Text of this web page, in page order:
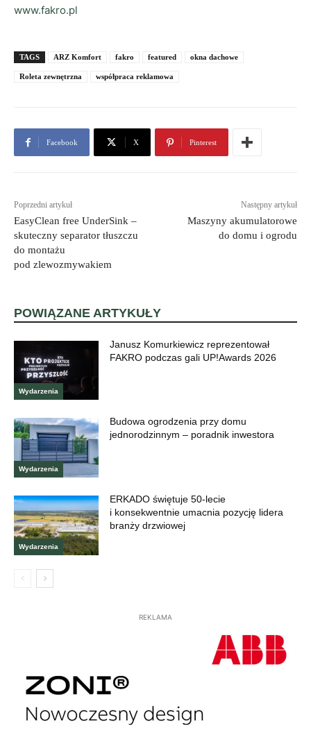
www.fakro.pl
TAGS ARZ Komfort fakro featured okna dachowe
Roleta zewnętrzna współpraca reklamowa
Facebook X Pinterest
Poprzedni artykuł
EasyClean free UnderSink –
skuteczny separator tłuszczu
do montażu
pod zlewozmywakiem
Następny artykuł
Maszyny akumulatorowe
do domu i ogrodu
POWIĄZANE ARTYKUŁY
Wydarzenia
Janusz Komurkiewicz reprezentował
FAKRO podczas gali UP!Awards 2026
Wydarzenia
Budowa ogrodzenia przy domu
jednorodzinnym – poradnik inwestora
Wydarzenia
ERKADO świętuje 50-lecie
i konsekwentnie umacnia pozycję lidera
branży drzwiowej
REKLAMA